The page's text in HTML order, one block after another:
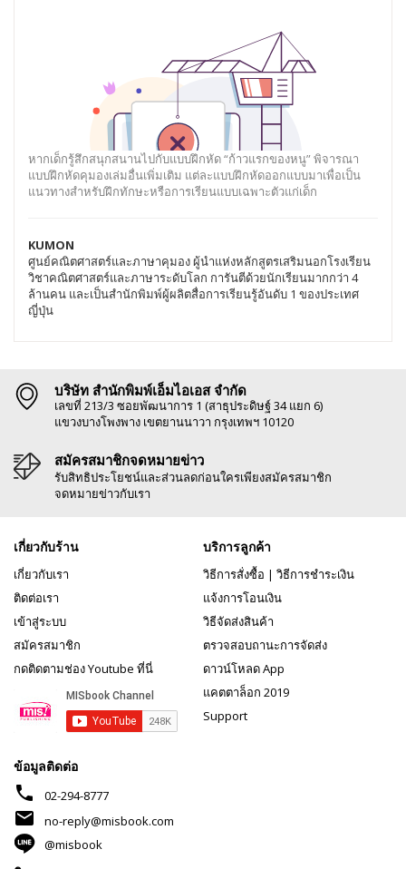
หากเด็กรู้สึกสนุกสนานไปกับแบบฝึกหัด “ก้าวแรกของหนู” พิจารณา
แบบฝึกหัดคุมองเล่มอื่นเพิ่มเติม แต่ละแบบฝึกหัดออกแบบมาเพื่อเป็น
แนวทางสำหรับฝึกทักษะหรือการเรียนแบบเฉพาะตัวแก่เด็ก
KUMON
ศูนย์คณิตศาสตร์และภาษาคุมอง ผู้นำแห่งหลักสูตรเสริมนอกโรงเรียน
วิชาคณิตศาสตร์และภาษาระดับโลก การันตีด้วยนักเรียนมากกว่า 4
ล้านคน และเป็นสำนักพิมพ์ผู้ผลิตสื่อการเรียนรู้อันดับ 1 ของประเทศ
ญี่ปุ่น
บริษัท สำนักพิมพ์เอ็มไอเอส จำกัด
เลขที่ 213/3 ซอยพัฒนาการ 1 (สาธุประดิษฐ์ 34 แยก 6)
แขวงบางโพงพาง เขตยานนาวา กรุงเทพฯ 10120
สมัครสมาชิกจดหมายข่าว
รับสิทธิประโยชน์และส่วนลดก่อนใครเพียงสมัครสมาชิก
จดหมายข่าวกับเรา
เกี่ยวกับร้าน
เกี่ยวกับเรา
ติดต่อเรา
เข้าสู่ระบบ
สมัครสมาชิก
กดติดตามช่อง Youtube ที่นี่
บริการลูกค้า
วิธีการสั่งซื้อ | วิธีการชำระเงิน
แจ้งการโอนเงิน
วิธีจัดส่งสินค้า
ตรวจสอบถานะการจัดส่ง
ดาวน์โหลด App
แคตตาล็อก 2019
Support
ข้อมูลติดต่อ
phone 02-294-8777
mail
no-reply@misbook.com
@misbook